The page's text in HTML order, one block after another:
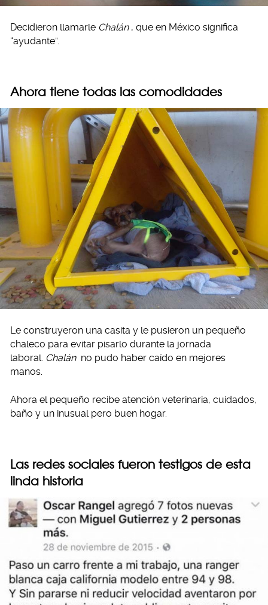
Decidieron llamarle Chalán , que en México significa
“ayudante”.
Ahora tiene todas las comodidades
Le construyeron una casita y le pusieron un pequeño
chaleco para evitar pisarlo durante la jornada
laboral. Chalán no pudo haber caído en mejores
manos.
Ahora el pequeño recibe atención veterinaria, cuidados,
baño y un inusual pero buen hogar.
Las redes sociales fueron testigos de esta
linda historia